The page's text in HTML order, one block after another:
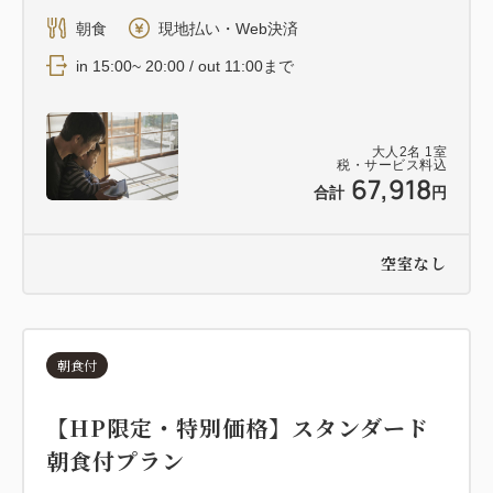
大人 2名 1 室
税・サービス料込
合計 67,918 円
朝食 現地払い・Web決済
in 15:00~ 20:00 / out 11:00まで
空室なし
朝食付
【HP限定・特別価格】スタンダード
朝食付プラン